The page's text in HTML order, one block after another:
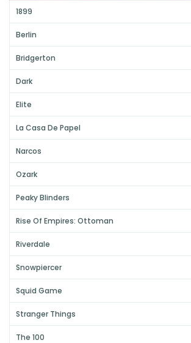
1899
Berlin
Bridgerton
Dark
Elite
La Casa De Papel
Narcos
Ozark
Peaky Blinders
Rise Of Empires: Ottoman
Riverdale
Snowpiercer
Squid Game
Stranger Things
The 100